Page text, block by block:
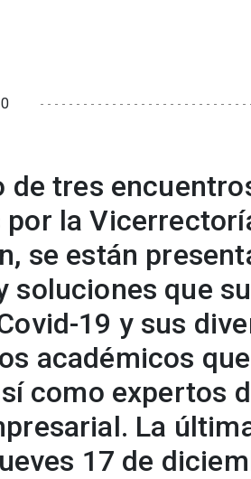
de tres
la
se están
soluciones que
19 y sus
académicos
como expertos
La
17 de